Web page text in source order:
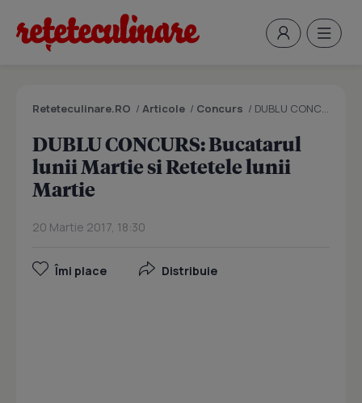
Reteteculinare.RO / Articole / Concurs / DUBLU CONCURS: Bucatarul lunii Martie si Retetele lunii Martie
DUBLU CONCURS: Bucatarul
lunii Martie si Retetele lunii
Martie
20 Martie 2017, 18:30
Îmi place Distribuie